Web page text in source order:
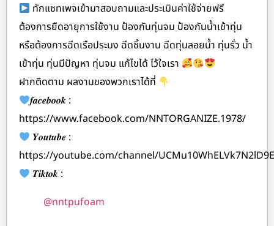
ทักแชทเพจเข้ามาสอบถามและประเมินค่าใช้จ่ายฟรี
ต้องการยืดอายุการใช้งาน ป้องกันทุ่นจม ป้องกันน้ำเข้าทุ่น
หรือต้องการฉีดเรือประมง ฉีดชิ้นงาน ฉีดทุ่นลอยน้ำ ทุ่นรั่ว น้ำ
เข้าทุ่น ทุ่นมีปัญหา ทุ่นจม แก้ไขได้ ไว้ใจเรา
ฝากติดตาม ผลงานของพวกเราได้ที่
𝒇𝒂𝒄𝒆𝒃𝒐𝒐𝒌 :
https://www.facebook.com/NNTORGANIZE.1978/
𝒀𝒐𝒖𝒕𝒖𝒃𝒆 :
https://youtube.com/channel/
𝑻𝒊𝒌𝒕𝒐𝒌 :
@nntpufoam